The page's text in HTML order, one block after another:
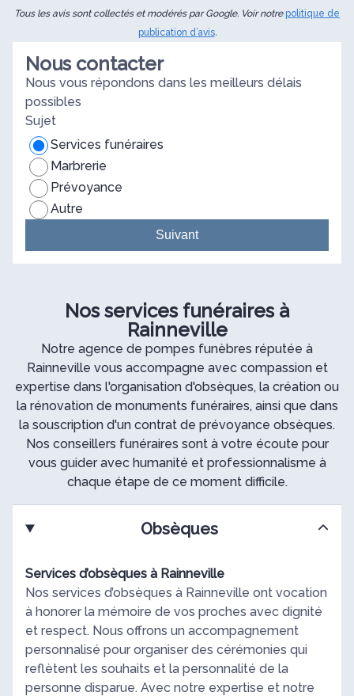
Tous les avis sont collectés et modérés par Google. Voir notre politique de
publication d’avis.
Nous contacter
Nous vous répondons dans les meilleurs délais
possibles
Sujet
Services funéraires
Marbrerie
Prévoyance
Autre
Suivant
Nos services funéraires à
Rainneville
Notre agence de pompes funèbres réputée à
Rainneville vous accompagne avec compassion et
expertise dans l'organisation d'obsèques, la création ou
la rénovation de monuments funéraires, ainsi que dans
la souscription d'un contrat de prévoyance obsèques.
Nos conseillers funéraires sont à votre écoute pour
vous guider avec humanité et professionnalisme à
chaque étape de ce moment difficile.
Obsèques
Services d’obsèques à Rainneville
Nos services d’obsèques à Rainneville ont vocation
à honorer la mémoire de vos proches avec dignité
et respect. Nous offrons un accompagnement
personnalisé pour organiser des cérémonies qui
reflètent les souhaits et la personnalité de la
personne disparue. Avec notre expertise et notre